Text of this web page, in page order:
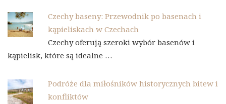
Czechy baseny: Przewodnik po basenach i
kąpieliskach w Czechach
Czechy oferują szeroki wybór basenów i
kąpielisk, które są idealne …
Podróże dla miłośników historycznych bitew i
konfliktów